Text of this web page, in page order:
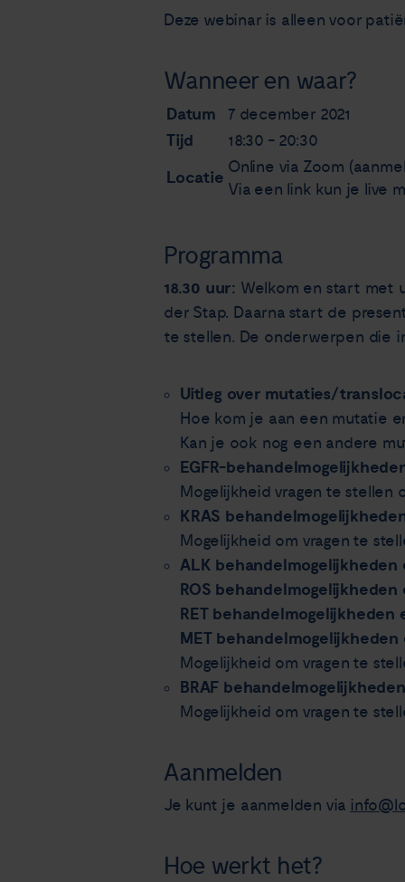
Deze webinar is alleen voor
Wanneer en waar?
Datum 7 december 2021
Tijd 18:30 - 20:30
Locatie
Online via Zoom
Via een link kun je live
Programma
18.30 uur: Welkom en start met
der Stap. Daarna start de
te stellen. De onderwerpen die
Uitleg over mutaties/
Hoe kom je aan een mutatie
Kan je ook nog een andere
EGFR-
Mogelijkheid vragen te stellen
KRAS
Mogelijkheid om vragen te
ALK behandelmogelijkheden
ROS behandelmogelijkheden
RET behandelmogelijkheden
MET behandelmogelijkheden
Mogelijkheid om vragen te
BRAF
Mogelijkheid om vragen te
Aanmelden
Je kunt je aanmelden via
Hoe werkt het?